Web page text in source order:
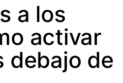
a los
activar
debajo de